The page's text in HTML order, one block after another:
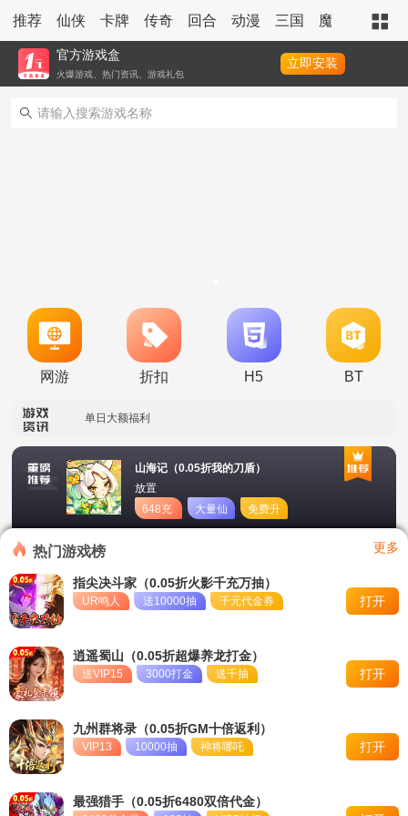
推荐 仙侠 卡牌 传奇 回合 动漫 三国 魔幻 策略
官方游戏盒
火爆游戏、热门资讯、游戏礼包
立即安装
网游 折扣 H5 BT
新区单日助力活动
单日大额福利
单日大额福利
转游活动
冠名活动
单日大额福利
山海记（0.05折我的刀盾）
放置
648充
值卡
大量仙
玉
免费升
星
热门游戏榜 更多
指尖决斗家（0.05折火影千充万抽）
UR鸣人 送10000抽 千元代金券 打开
逍遥蜀山（0.05折超爆养龙打金）
送VIP15 3000打金 送千抽 打开
九州群将录（0.05折GM十倍返利）
VIP13 10000抽 神将哪吒 打开
最强猎手（0.05折6480双倍代金）